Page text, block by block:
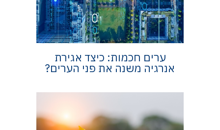
ערים חכמות: כיצד אגירת
אנרגיה משנה את פני הערים?